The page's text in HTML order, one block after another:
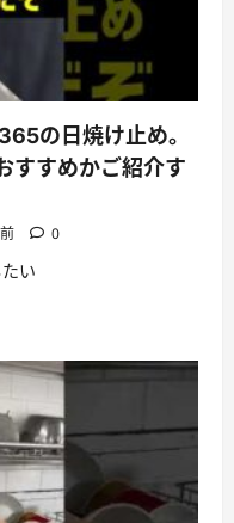
の日焼け止め。
すすめかご紹介す
0
い